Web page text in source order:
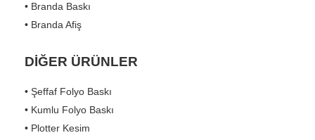
• Branda Baskı
• Branda Afiş
DİĞER ÜRÜNLER
• Şeffaf Folyo Baskı
• Kumlu Folyo Baskı
• Plotter Kesim